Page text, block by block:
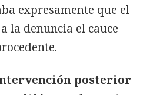
expresamente que el
la denuncia el cauce
posterior